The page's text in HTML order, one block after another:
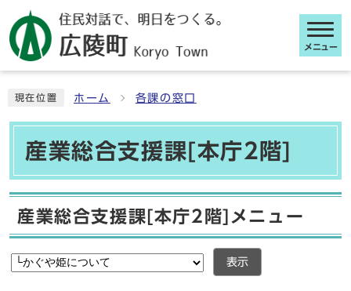
メニュー
現在位置 ホーム 各課の窓口
産業総合支援課[本庁2階]
産業総合支援課[本庁2階]メニュー
表示